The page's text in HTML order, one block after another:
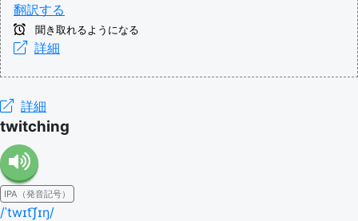
翻訳する
聞き取れるようになる
詳細
詳細
twitching
IPA（発音記号）
/ˈtwɪt͡ʃɪŋ/